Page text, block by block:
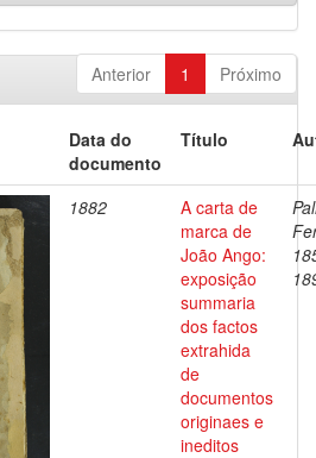
Anterior 1 Próximo
Data do
documento
Título
1882
A carta de
marca de
João Ango:
exposição
summaria
dos factos
extrahida
de
documentos
originaes e
ineditos